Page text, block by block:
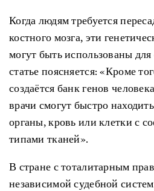
Когда людям требуется
костного мозга, эти
могут быть использованы
статье поясняется: «Кроме
создаётся банк генов
врачи смогут быстро
органы, кровь или клетки с
типами тканей».
В стране с тоталитарным
независимой судебной